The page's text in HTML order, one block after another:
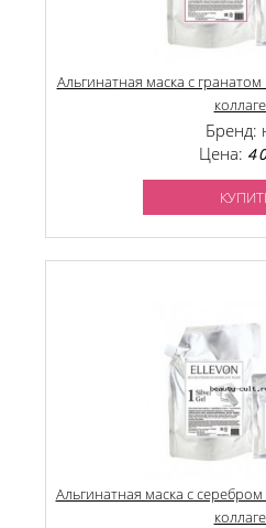
Альгинатная маска с
Бренд:
Цена: 4
Альгинатная маска с